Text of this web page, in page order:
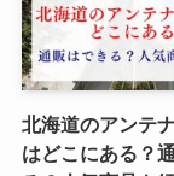
北海道のアンテ
はどこにある？